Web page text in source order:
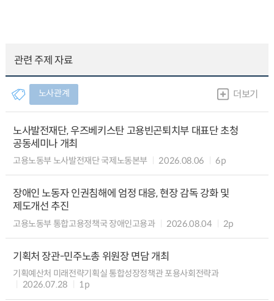
관련 주제 자료
노사관계 더보기
노사발전재단, 우즈베키스탄 고용빈곤퇴치부 대표단 초청
공동세미나 개최
고용노동부 노사발전재단 국제노동본부 2026.08.06 6p
장애인 노동자 인권침해에 엄정 대응, 현장 감독 강화 및
제도개선 추진
고용노동부 통합고용정책국 장애인고용과 2026.08.04 2p
기획처 장관-민주노총 위원장 면담 개최
기획예산처 미래전략기획실 통합성장정책관 포용사회전략과
2026.07.28
1p